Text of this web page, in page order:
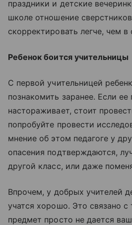
праздники и детские
школе отношение
скорректировать легче, чем в
Ребенок боится учительницы
С первой учительницей
познакомить заранее. Если ее
настораживает, стоит
попробуйте провести
мнение об этом педагоге у
опасения подтверждаются,
другой класс, или даже
Впрочем, у добрых учителей
учатся хорошо. Это связано с
предмет просто не дается